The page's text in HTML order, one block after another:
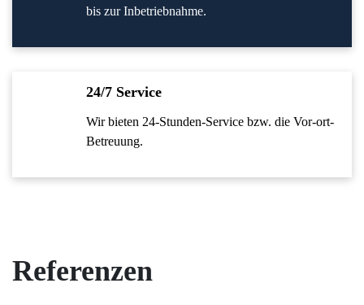
bis zur Inbetriebnahme.
24/7 Service
Wir bieten 24-Stunden-Service bzw. die Vor-ort-
Betreuung.
Referenzen